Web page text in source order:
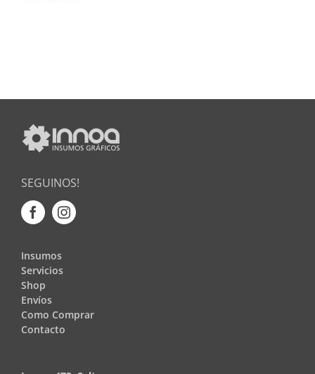
SEGUINOS!
Insumos
Servicios
Shop
Envíos
Como Comprar
Contacto